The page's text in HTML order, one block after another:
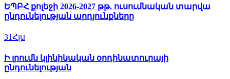
ԵՊԲՀ քոլեջի 2026-2027 թթ. ուսումնական տարվա
ընդունելության արդյունքները
31Հլս
Ի լրումն կլինիկական օրդինատուրայի
ընդունելության